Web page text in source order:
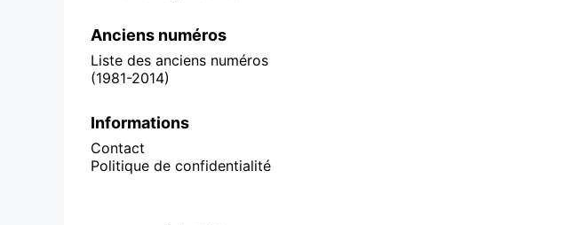
Anciens numéros
Liste des anciens numéros
(1981-2014)
Informations
Contact
Politique de confidentialité